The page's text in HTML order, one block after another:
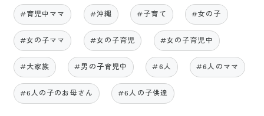
#育児中ママ #沖縄 #子育て #女の子
#女の子ママ #女の子育児 #女の子育児中
#大家族 #男の子育児中 #6人 #6人のママ
#6人の子のお母さん #6人の子供達